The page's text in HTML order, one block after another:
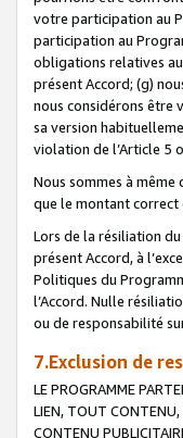
votre participation au
participation au
obligations relatives
présent Accord; (g)
nous considérons être
sa version
violation de l’Article 5
Nous sommes à
que le montant correct
Lors de la résiliation
présent Accord, à
Politiques du
l’Accord. Nulle
ou de responsabilité
7.Exclusion de
LE PROGRAMME
LIEN, TOUT CONTENU,
CONTENU